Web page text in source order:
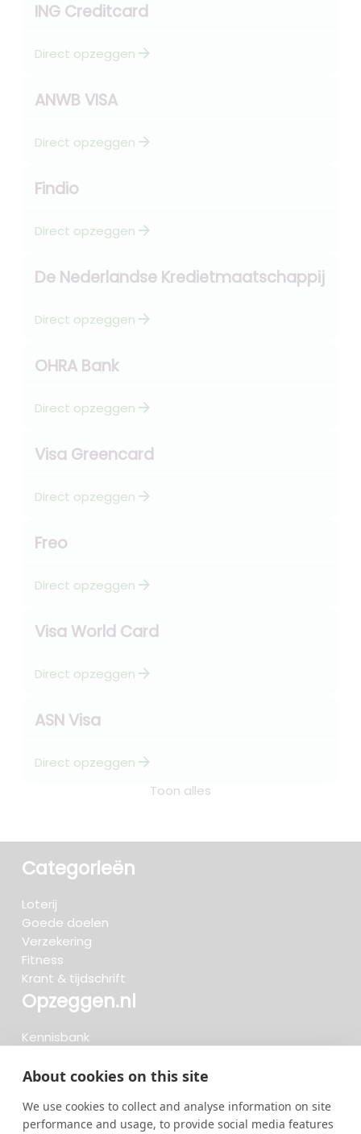
About cookies on this site
We use cookies to collect and analyse information on site
performance and usage, to provide social media features
ING Creditcard
Direct opzeggen arrow_forward
ANWB VISA
Direct opzeggen arrow_forward
Findio
Direct opzeggen arrow_forward
De Nederlandse Kredietmaatschappij
Direct opzeggen arrow_forward
OHRA Bank
Direct opzeggen arrow_forward
Visa Greencard
Direct opzeggen arrow_forward
Freo
Direct opzeggen arrow_forward
Visa World Card
Direct opzeggen arrow_forward
ASN Visa
Direct opzeggen arrow_forward
Toon alles
Categorieën
Loterij
Goede doelen
Verzekering
Fitness
Krant & tijdschrift
Opzeggen.nl
Kennisbank
Beoordelingen
Meteen opzeggen